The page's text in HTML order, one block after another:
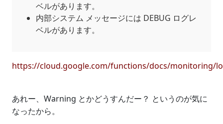
ベルがあります。
内部システム メッセージには DEBUG ログレ
ベルがあります。
https://cloud.google.com/functions/docs/monitoring/
あれー、Warning とかどうすんだー？ というのが気に
なったから。